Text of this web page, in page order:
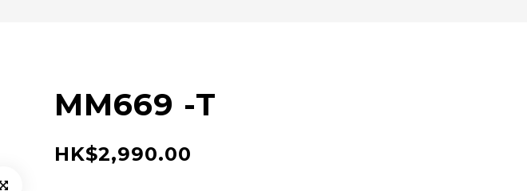
MM669 -T
HK$2,990.00